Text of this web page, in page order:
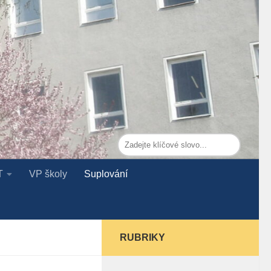
VP školy Suplování
RUBRIKY